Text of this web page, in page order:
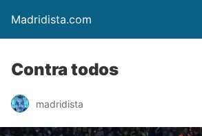
Madridista.com
Contra todos
madridista